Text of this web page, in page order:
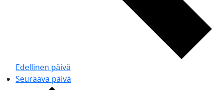
Edellinen päivä
Seuraava päivä